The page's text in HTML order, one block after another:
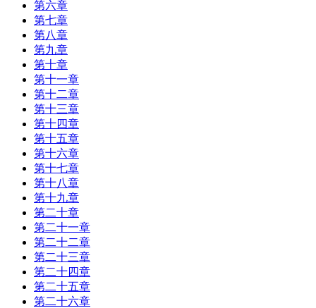
第六章
第七章
第八章
第九章
第十章
第十一章
第十二章
第十三章
第十四章
第十五章
第十六章
第十七章
第十八章
第十九章
第二十章
第二十一章
第二十二章
第二十三章
第二十四章
第二十五章
第二十六章